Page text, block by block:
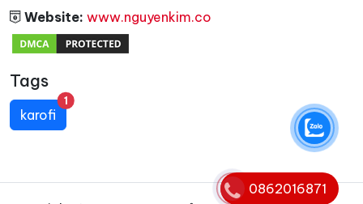
Website: www.nguyenkim.co
Tags
karofi
1unread messages
0862016871